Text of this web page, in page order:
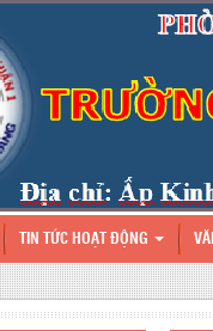
TIN TỨC HOẠT ĐỘNG